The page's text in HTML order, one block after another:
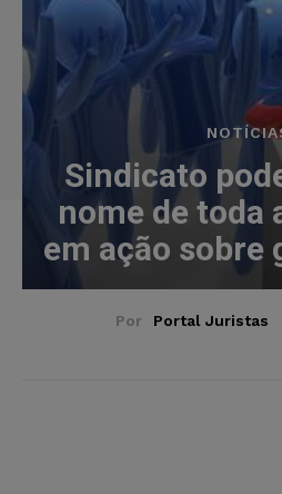
Sindicato
nome de toda
em ação sobre
Por Portal Juristas